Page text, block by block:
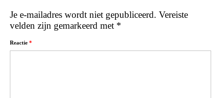
Je e-mailadres wordt niet gepubliceerd. Vereiste
velden zijn gemarkeerd met *
Reactie *